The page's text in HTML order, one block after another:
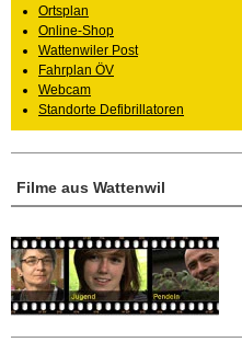
Filme aus Wattenwil
Ortsplan
Online-Shop
Wattenwiler Post
Fahrplan ÖV
Webcam
Standorte Defibrillatoren